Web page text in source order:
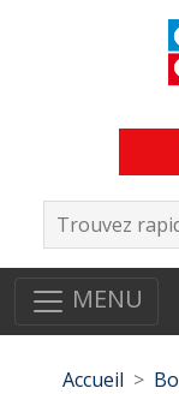
MENU
Accueil